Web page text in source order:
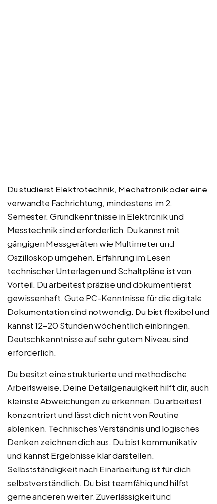
Du studierst Elektrotechnik, Mechatronik oder eine
verwandte Fachrichtung, mindestens im 2.
Semester. Grundkenntnisse in Elektronik und
Messtechnik sind erforderlich. Du kannst mit
gängigen Messgeräten wie Multimeter und
Oszilloskop umgehen. Erfahrung im Lesen
technischer Unterlagen und Schaltpläne ist von
Vorteil. Du arbeitest präzise und dokumentierst
gewissenhaft. Gute PC-Kenntnisse für die digitale
Dokumentation sind notwendig. Du bist flexibel und
kannst 12-20 Stunden wöchentlich einbringen.
Deutschkenntnisse auf sehr gutem Niveau sind
erforderlich.
Du besitzt eine strukturierte und methodische
Arbeitsweise. Deine Detailgenauigkeit hilft dir, auch
kleinste Abweichungen zu erkennen. Du arbeitest
konzentriert und lässt dich nicht von Routine
ablenken. Technisches Verständnis und logisches
Denken zeichnen dich aus. Du bist kommunikativ
und kannst Ergebnisse klar darstellen.
Selbstständigkeit nach Einarbeitung ist für dich
selbstverständlich. Du bist teamfähig und hilfst
gerne anderen weiter. Zuverlässigkeit und